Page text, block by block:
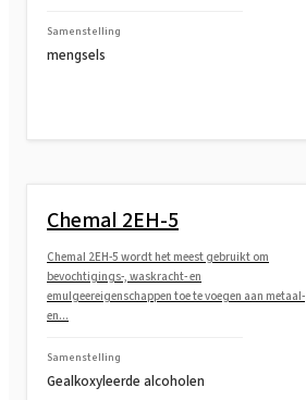
Samenstelling
mengsels
Chemal 2EH-5
Chemal 2EH-5 wordt het meest gebruikt om
bevochtigings-, waskracht- en
emulgeereigenschappen toe te voegen aan metaal-
en...
Samenstelling
Gealkoxyleerde alcoholen